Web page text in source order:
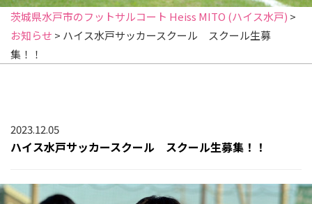
茨城県水戸市のフットサルコート Heiss MITO (ハイス水戸) >
お知らせ > ハイス水戸サッカースクール スクール生募
集！！
2023.12.05
ハイス水戸サッカースクール スクール生募集！！